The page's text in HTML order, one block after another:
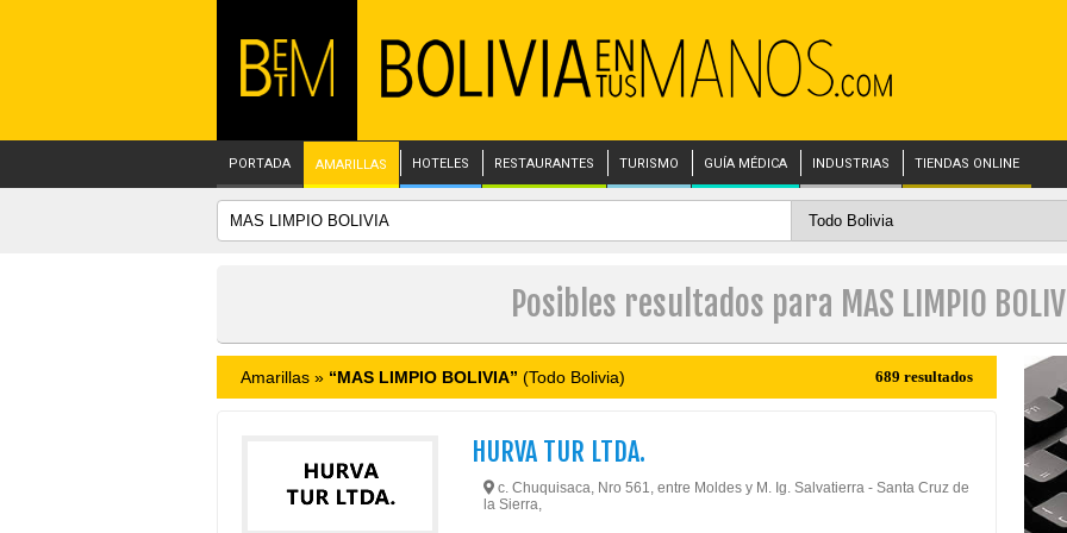
PORTADA AMARILLAS HOTELES RESTAURANTES TURISMO GUÍA MÉDICA INDUSTRIAS TIENDAS ONLINE
Posibles resultados para MAS LIMPIO
Amarillas » “MAS LIMPIO BOLIVIA” (Todo Bolivia) 689 resultados
HURVA TUR LTDA.
c. Chuquisaca, Nro 561, entre Moldes y M. Ig. Salvatierra - Santa Cruz de
la Sierra,